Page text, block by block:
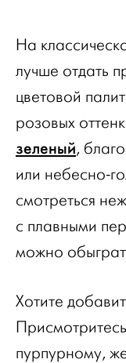
На
лучше отдать
цветовой
розовых
зеленый,
или небесно-
смотреться
с плавными
можно
Хотите
пурпурному,